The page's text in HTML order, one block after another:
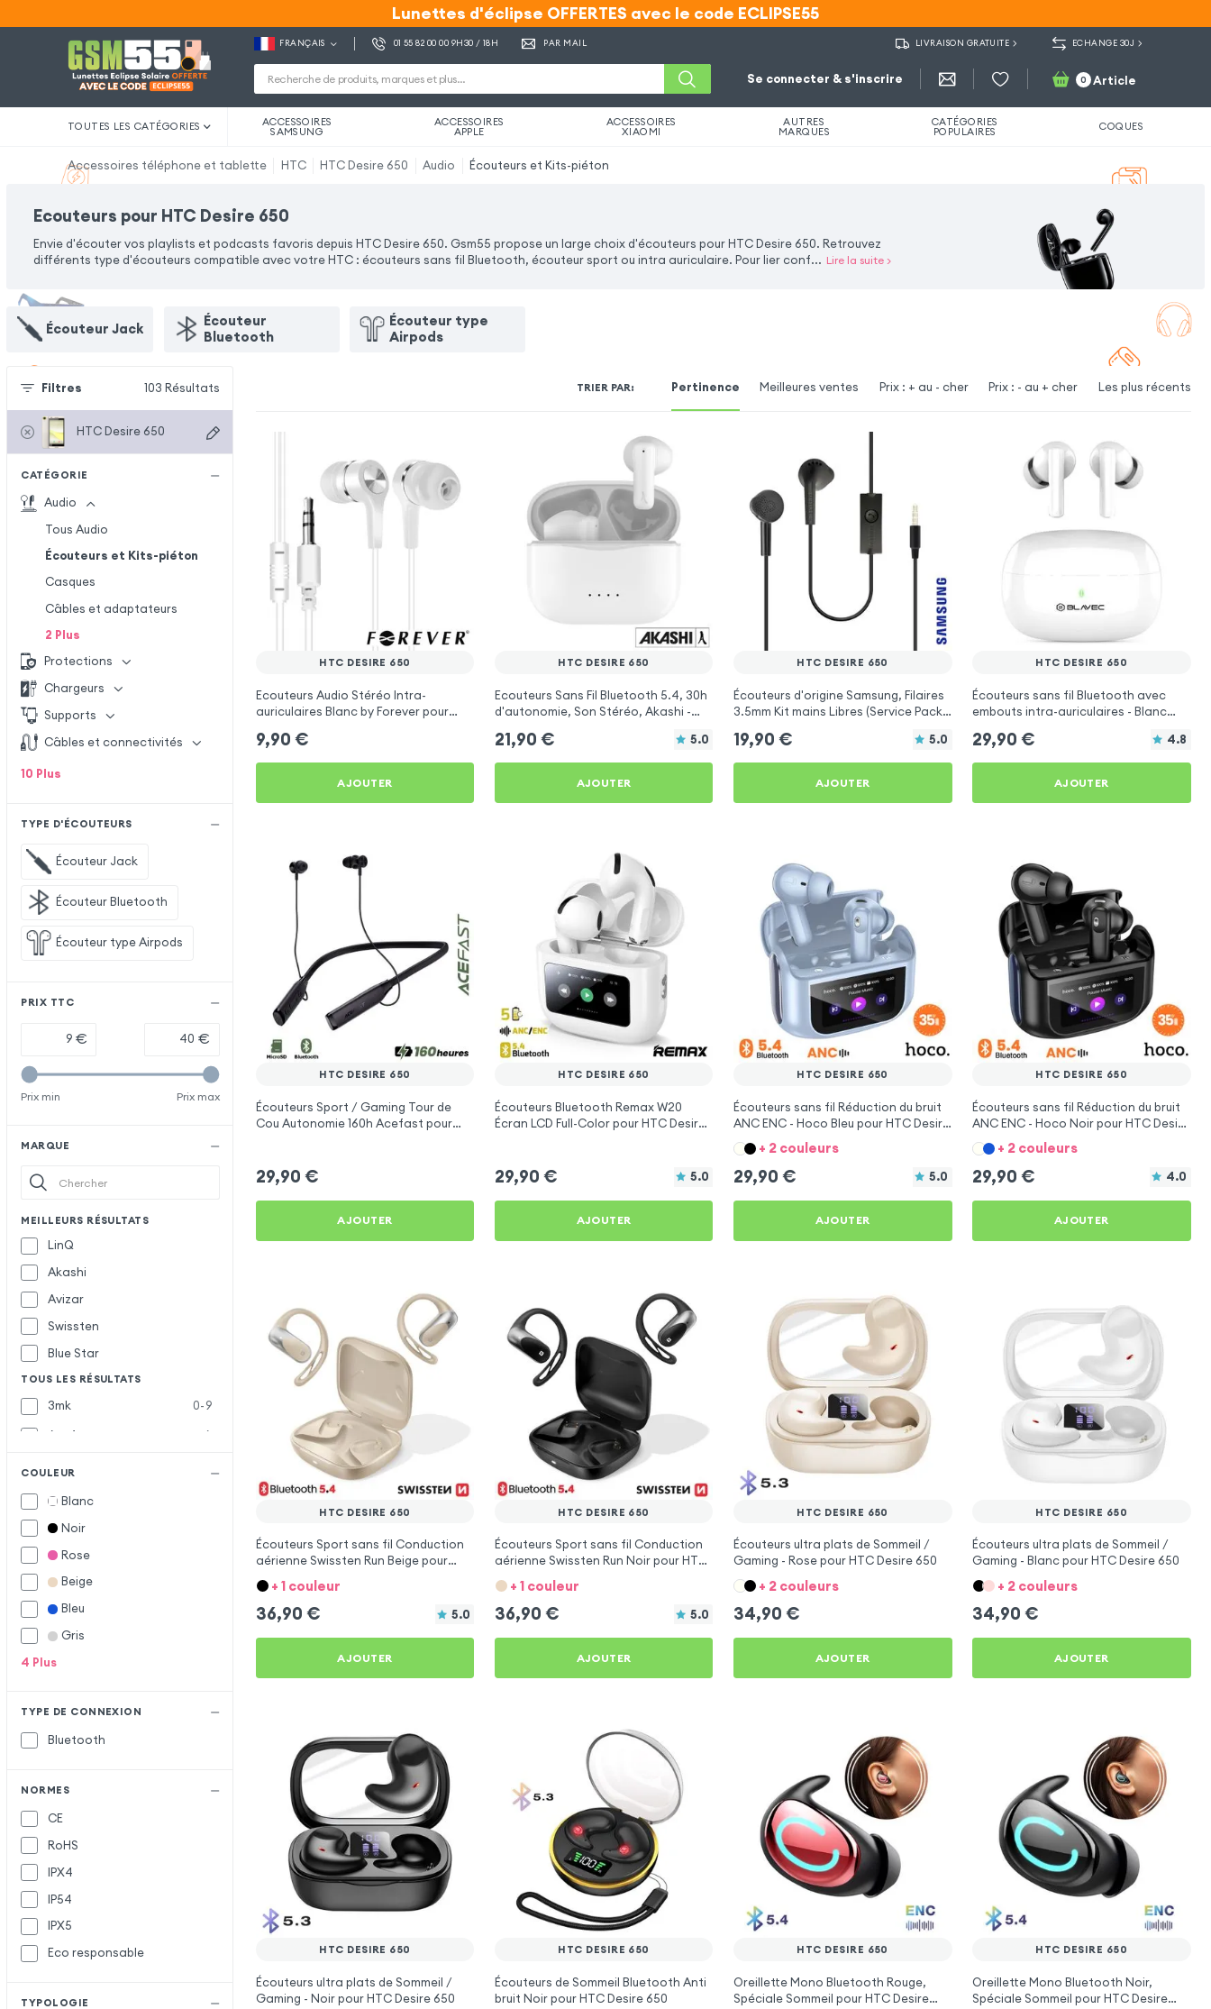
Lunettes d'éclipse OFFERTES avec le code ECLIPSE55
Lunettes d'éclipse OFFERTES avec le code ECLIPSE55
FRANÇAIS 01 55 82 00 00 9H30 / 18H PAR MAIL LIVRAISON GRATUITE ECHANGE 30J
Se connecter & s'inscrire 0 Article
TOUTES LES CATÉGORIES ACCESSOIRES
SAMSUNG
ACCESSOIRES
APPLE
ACCESSOIRES
XIAOMI
AUTRES
MARQUES
CATÉGORIES
POPULAIRES COQUES
Accessoires téléphone et tablette HTC HTC Desire 650 Audio Écouteurs et Kits-piéton
Ecouteurs pour HTC Desire 650
Envie d'écouter vos playlists et podcasts favoris depuis HTC Desire 650. Gsm55 propose un large choix d'écouteurs pour HTC Desire 650. Retrouvez
différents type d'écouteurs compatible avec votre HTC : écouteurs sans fil Bluetooth, écouteur sport ou intra auriculaire. Pour lier conf... Lire la suite>
Écouteur Jack
Écouteur
Bluetooth
Écouteur type
Airpods
Filtres 103 Résultats
HTC Desire 650
CATÉGORIE
Audio
Tous Audio
Écouteurs et Kits-piéton
Casques
Câbles et adaptateurs
2 Plus
Protections
Chargeurs
Supports
Câbles et connectivités
10 Plus
TYPE D'ÉCOUTEURS
Écouteur Jack
Écouteur Bluetooth
Écouteur type Airpods
PRIX TTC
€ €
Prix min Prix max
MARQUE
MEILLEURS RÉSULTATS
LinQ
Akashi
Avizar
Swissten
Blue Star
TOUS LES RÉSULTATS
3mk
0-9
Acefast
A
Belkin
Defunc
Doro
Force Play
Forever
Hoco
Inkax
Samsung
Setty
COULEUR
Blanc
Noir
Rose
Beige
Bleu
Gris
4 Plus
TYPE DE CONNEXION
Bluetooth
NORMES
CE
RoHS
IPX4
IP54
IPX5
Eco responsable
TYPOLOGIE
TRIER PAR: Pertinence Meilleures ventes Prix : + au - cher Prix : - au + cher Les plus récents
HTC DESIRE 650
Ecouteurs Audio Stéréo Intra-
auriculaires Blanc by Forever pour
9,90 €
AJOUTER
HTC DESIRE 650
Ecouteurs Sans Fil Bluetooth 5.4, 30h
d'autonomie, Son Stéréo, Akashi -
21,90 € 5.0
AJOUTER
HTC DESIRE 650
Écouteurs d'origine Samsung, Filaires
3.5mm Kit mains Libres (Service Pack)
19,90 € 5.0
AJOUTER
HTC DESIRE 650
Écouteurs sans fil Bluetooth avec
embouts intra-auriculaires - Blanc
29,90 € 4.8
AJOUTER
HTC DESIRE 650
Écouteurs Sport / Gaming Tour de
Cou Autonomie 160h Acefast pour
29,90 €
AJOUTER
HTC DESIRE 650
Écouteurs Bluetooth Remax W20
Écran LCD Full-Color pour HTC Desire
29,90 € 5.0
AJOUTER
HTC DESIRE 650
Écouteurs sans fil Réduction du bruit
ANC ENC - Hoco Bleu pour HTC Desire
650
+ 2 couleurs
29,90 € 5.0
AJOUTER
HTC DESIRE 650
Écouteurs sans fil Réduction du bruit
ANC ENC - Hoco Noir pour HTC Desire
650
+ 2 couleurs
29,90 € 4.0
AJOUTER
HTC DESIRE 650
Écouteurs Sport sans fil Conduction
aérienne Swissten Run Beige pour
HTC Desire 650
+ 1 couleur
36,90 € 5.0
AJOUTER
HTC DESIRE 650
Écouteurs Sport sans fil Conduction
aérienne Swissten Run Noir pour HTC
Desire 650
+ 1 couleur
36,90 € 5.0
AJOUTER
HTC DESIRE 650
Écouteurs ultra plats de Sommeil /
Gaming - Rose pour HTC Desire 650
+ 2 couleurs
34,90 €
AJOUTER
HTC DESIRE 650
Écouteurs ultra plats de Sommeil /
Gaming - Blanc pour HTC Desire 650
+ 2 couleurs
34,90 €
AJOUTER
HTC DESIRE 650
Écouteurs ultra plats de Sommeil /
Gaming - Noir pour HTC Desire 650
HTC DESIRE 650
Écouteurs de Sommeil Bluetooth Anti
bruit Noir pour HTC Desire 650
HTC DESIRE 650
Oreillette Mono Bluetooth Rouge,
Spéciale Sommeil pour HTC Desire
HTC DESIRE 650
Oreillette Mono Bluetooth Noir,
Spéciale Sommeil pour HTC Desire